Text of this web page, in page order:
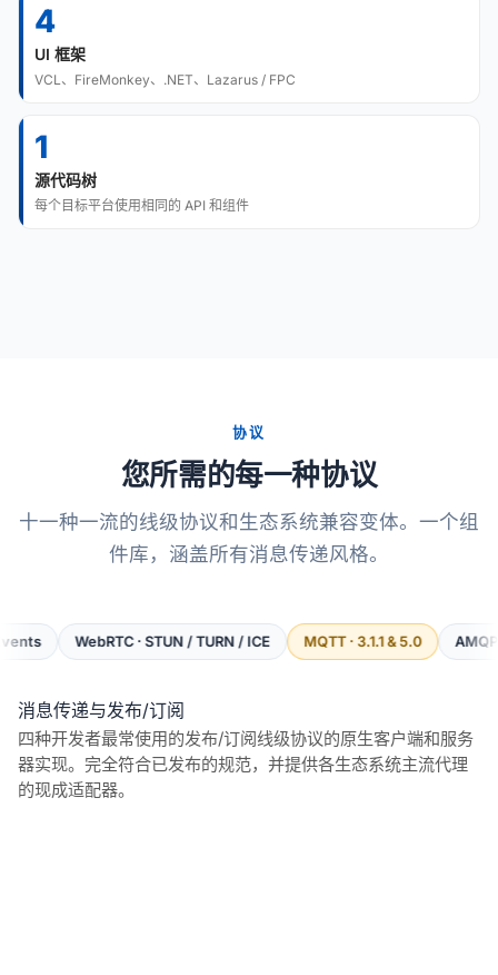
4
UI 框架
VCL、FireMonkey、.NET、Lazarus / FPC
1
源代码树
每个目标平台使用相同的 API 和组件
协议
您所需的每一种协议
十一种一流的线级协议和生态系统兼容变体。一个组
件库，涵盖所有消息传递风格。
WebRTC · STUN / TURN / ICE MQTT · 3.1.1 & 5.0 AMQP · 0.9.1 &
消息传递与发布/订阅
四种开发者最常使用的发布/订阅线级协议的原生客户端和服务
器实现。完全符合已发布的规范，并提供各生态系统主流代理
的现成适配器。